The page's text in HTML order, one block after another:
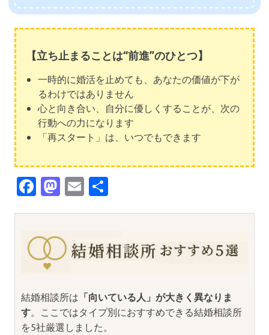
【立ち止まることは“前進”のひとつ】
一時的に婚活を止めても、あなたの価値が下が
るわけではありません
心と向き合い、自分に優しくすることが、次の
行動への力になります
「再スタート」は、いつでもできます
Facebook
Mastodon
Email
結婚相談所は 「向いている人」が大きく異なりま
す。ここではタイプ別におすすめできる結婚相談所
を5社厳選しました。